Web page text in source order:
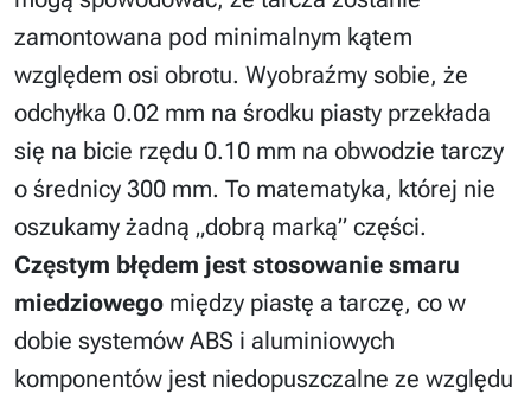
zamontowana pod minimalnym kątem
względem osi obrotu. Wyobraźmy sobie, że
odchyłka 0.02 mm na środku piasty przekłada
się na bicie rzędu 0.10 mm na obwodzie tarczy
o średnicy 300 mm. To matematyka, której nie
oszukamy żadną „dobrą marką” części.
Częstym błędem jest stosowanie smaru
miedziowego między piastę a tarczę, co w
dobie systemów ABS i aluminiowych
komponentów jest niedopuszczalne ze względu